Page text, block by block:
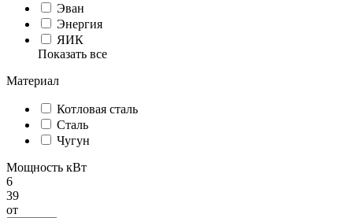
Эван
Энергия
ЯИК
Показать все
Материал
Котловая сталь
Сталь
Чугун
Мощность кВт
6
39
от